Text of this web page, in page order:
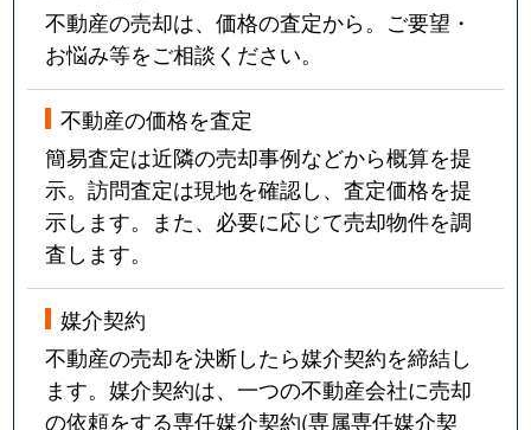
不動産の売却は、価格の査定から。ご要望・
お悩み等をご相談ください。
不動産の価格を査定
簡易査定は近隣の売却事例などから概算を提
示。訪問査定は現地を確認し、査定価格を提
示します。また、必要に応じて売却物件を調
査します。
媒介契約
不動産の売却を決断したら媒介契約を締結し
ます。媒介契約は、一つの不動産会社に売却
の依頼をする専任媒介契約(専属専任媒介契